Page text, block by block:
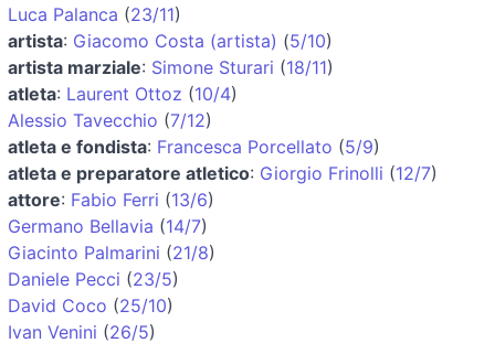
Luca Palanca (23/11)
artista: Giacomo Costa (artista) (5/10)
artista marziale: Simone Sturari (18/11)
atleta: Laurent Ottoz (10/4)
Alessio Tavecchio (7/12)
atleta e fondista: Francesca Porcellato (5/9)
atleta e preparatore atletico: Giorgio Frinolli (12/7)
attore: Fabio Ferri (13/6)
Germano Bellavia (14/7)
Giacinto Palmarini (21/8)
Daniele Pecci (23/5)
David Coco (25/10)
Ivan Venini (26/5)